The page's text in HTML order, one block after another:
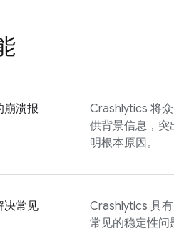
崩溃报
Crashlytics 将
供背景信息，突
明根本原因。
决常见
Crashlytics 具
常见的稳定性问